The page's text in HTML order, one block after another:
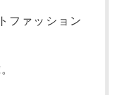
ファッション